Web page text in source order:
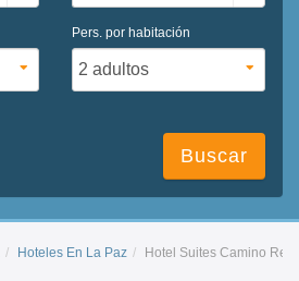
Pers. por habitación
Buscar
Hoteles En La Paz Hotel Suites Camino Real